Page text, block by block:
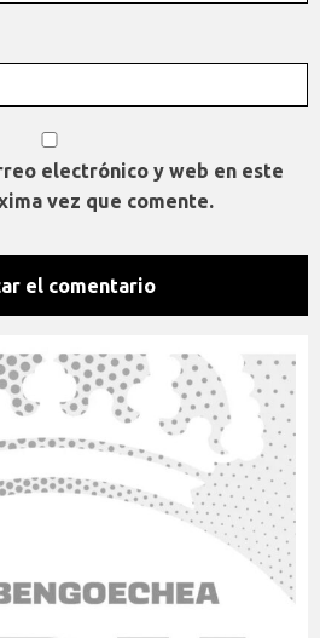
electrónico y web en este
vez que comente.